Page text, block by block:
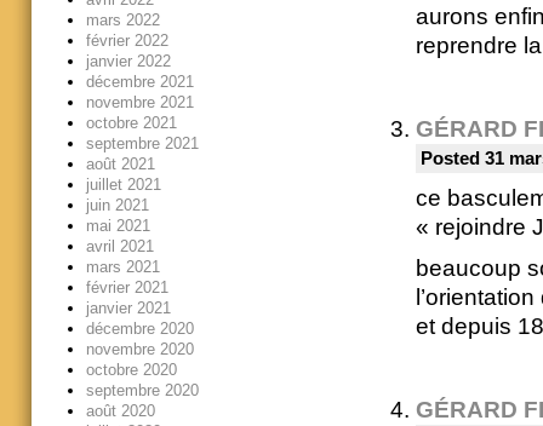
aurons
reprendre
GÉRARD
Posted 31
ce
« rejoindre
beaucoup
et depuis
GÉRARD
mars 2022
février 2022
janvier 2022
décembre 2021
novembre 2021
octobre 2021
septembre 2021
août 2021
juillet 2021
juin 2021
mai 2021
avril 2021
mars 2021
février 2021
janvier 2021
décembre 2020
novembre 2020
octobre 2020
septembre 2020
août 2020